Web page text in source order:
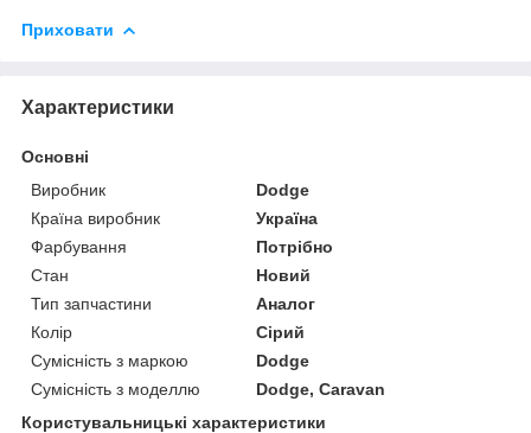
Приховати
Характеристики
Основні
Виробник
Dodge
Країна виробник
Україна
Фарбування
Потрібно
Стан
Новий
Тип запчастини
Аналог
Колір
Сірий
Сумісність з маркою
Dodge
Сумісність з моделлю
Dodge, Caravan
Користувальницькі характеристики